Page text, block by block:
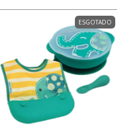
ESGOTADO